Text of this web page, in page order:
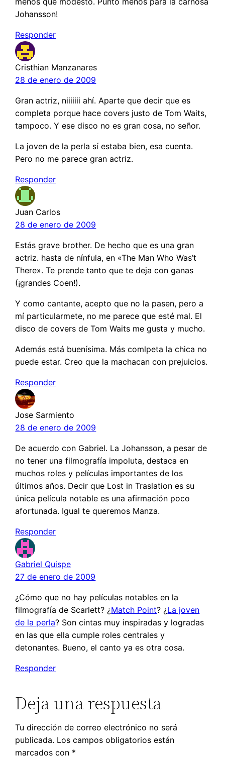
Johansson!
Responder
Cristhian Manzanares
28 de enero de 2009
Gran actriz, niiiiiii ahí. Aparte que decir que es
completa porque hace covers justo de Tom Waits,
tampoco. Y ese disco no es gran cosa, no señor.
La joven de la perla sí estaba bien, esa cuenta.
Pero no me parece gran actriz.
Responder
Juan Carlos
28 de enero de 2009
Estás grave brother. De hecho que es una gran
actriz. hasta de nínfula, en «The Man Who Was’t
There». Te prende tanto que te deja con ganas
(¡grandes Coen!).
Y como cantante, acepto que no la pasen, pero a
mí particularmete, no me parece que esté mal. El
disco de covers de Tom Waits me gusta y mucho.
Además está buenísima. Más comlpeta la chica no
puede estar. Creo que la machacan con prejuicios.
Responder
Jose Sarmiento
28 de enero de 2009
De acuerdo con Gabriel. La Johansson, a pesar de
no tener una filmografía impoluta, destaca en
muchos roles y películas importantes de los
últimos años. Decir que Lost in Traslation es su
única película notable es una afirmación poco
afortunada. Igual te queremos Manza.
Responder
Gabriel Quispe
27 de enero de 2009
¿Cómo que no hay películas notables en la
filmografía de Scarlett? ¿Match Point? ¿La joven
de la perla? Son cintas muy inspiradas y logradas
en las que ella cumple roles centrales y
detonantes. Bueno, el canto ya es otra cosa.
Responder
Deja una respuesta
Tu dirección de correo electrónico no será
publicada. Los campos obligatorios están
marcados con *